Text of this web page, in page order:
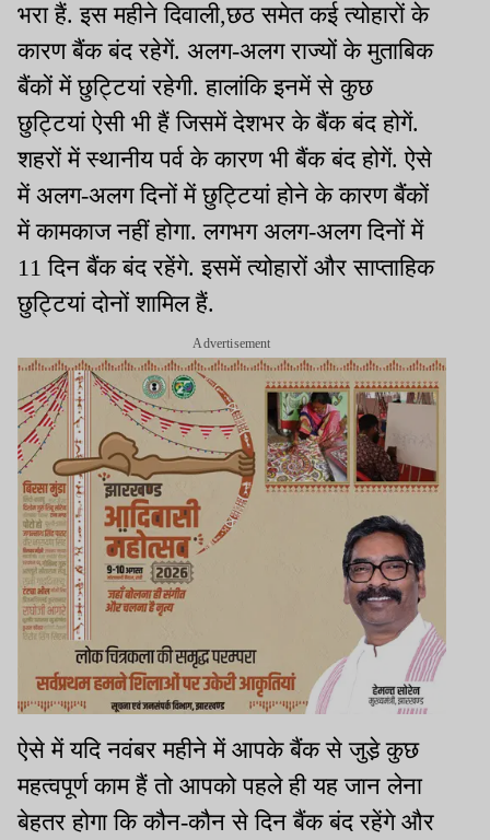
भरा हैं. इस महीने दिवाली,छठ समेत कई त्योहारों के
कारण बैंक बंद रहेगें. अलग-अलग राज्यों के मुताबिक
बैंकों में छुट्टियां रहेगी. हालांकि इनमें से कुछ
छुट्टियां ऐसी भी हैं जिसमें देशभर के बैंक बंद होगें.
शहरों में स्थानीय पर्व के कारण भी बैंक बंद होगें. ऐसे
में अलग-अलग दिनों में छुट्टियां होने के कारण बैंकों
में कामकाज नहीं होगा. लगभग अलग-अलग दिनों में
11 दिन बैंक बंद रहेंगे. इसमें त्योहारों और साप्ताहिक
छुट्टियां दोनों शामिल हैं.
Advertisement
ऐसे में यदि नवंबर महीने में आपके बैंक से जुडे़ कुछ
महत्वपूर्ण काम हैं तो आपको पहले ही यह जान लेना
बेहतर होगा कि कौन-कौन से दिन बैंक बंद रहेंगे और